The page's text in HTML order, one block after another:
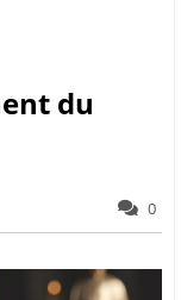
du
0